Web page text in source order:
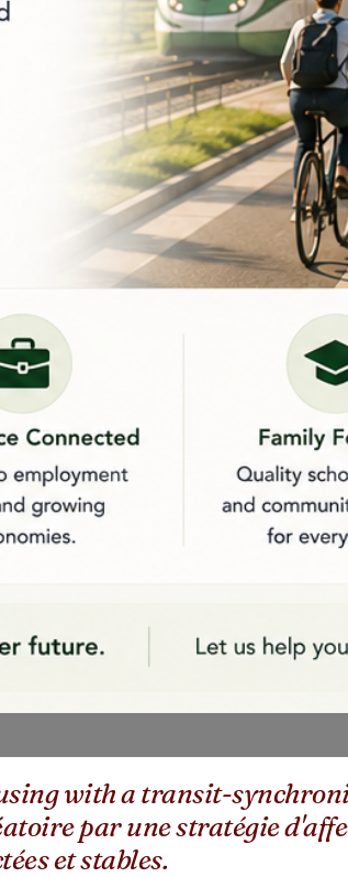
with a transit-
par une stratégie
et stables.